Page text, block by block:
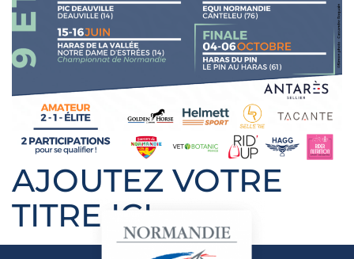
AJOUTEZ VOTRE
TITRE ICI